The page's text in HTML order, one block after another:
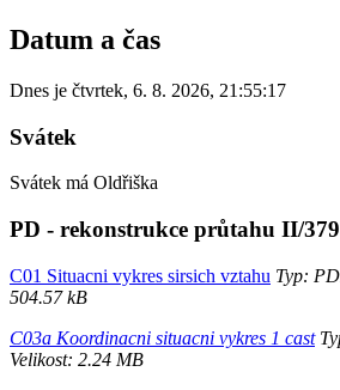
Datum a čas
Dnes je čtvrtek, 6. 8. 2026, 21:55:17
Svátek
Svátek má Oldřiška
PD - rekonstrukce průtahu II/
C01 Situacni vykres sirsich vztahu Typ:
504.57 kB
C03a Koordinacni situacni vykres 1 cast
Velikost: 2.24 MB